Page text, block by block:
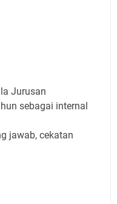
Jurusan
sebagai internal
jawab, cekatan